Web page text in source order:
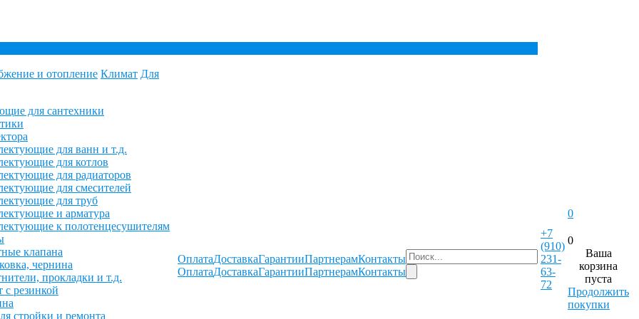
и отопление Климат Для
для сантехники
для ванн и т.д.
для котлов
для радиаторов
для смесителей
для труб
и арматура
к полотенцесушителям
клапана
чернина
прокладки и т.д.
с резинкой
стройки и ремонта
Оплата
Оплата
Доставка
Доставка
Гарантии
Гарантии
Партнерам
Партнерам
Контакты
Контакты
+7
(910)
231-
63-
72
0
0
Ваша
корзина
пуста
Продолжить
покупки